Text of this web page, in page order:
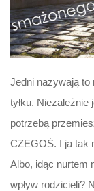
Jedni nazywają to
tyłku. Niezależnie
potrzebą
CZEGOŚ. I ja tak
Albo, idąc nurtem
wpływ rodzicieli?